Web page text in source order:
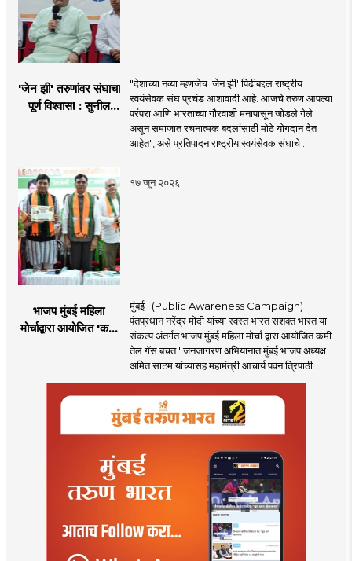
'जेन झी' तरुणांवर संघाचा
पूर्ण विश्वास! : सुनील
"देशाच्या नव्या म्हणजेच 'जेन झी' पिढीबद्दल राष्ट्रीय
स्वयंसेवक संघ प्रचंड आशावादी आहे. आजचे तरुण आपल्या
परंपरा आणि भारताच्या गौरवाशी मनापासून जोडले गेले
असून समाजात रचनात्मक बदलांसाठी मोठे योगदान देत
आहेत", असे प्रतिपादन राष्ट्रीय स्वयंसेवक संघाचे ..
१७ जून २०२६
भाजप मुंबई महिला
मोर्चाद्वारा आयोजित 'कमी
मुंबई : (Public Awareness Campaign)
पंतप्रधान नरेंद्र मोदी यांच्या स्वस्त भारत सशक्त भारत या
संकल्प अंतर्गत भाजप मुंबई महिला मोर्चा द्वारा आयोजित कमी
तेल गॅस बचत ' जनजागरण अभियानात मुंबई भाजप अध्यक्ष
अमित साटम यांच्यासह महामंत्री आचार्य पवन त्रिपाठी ..